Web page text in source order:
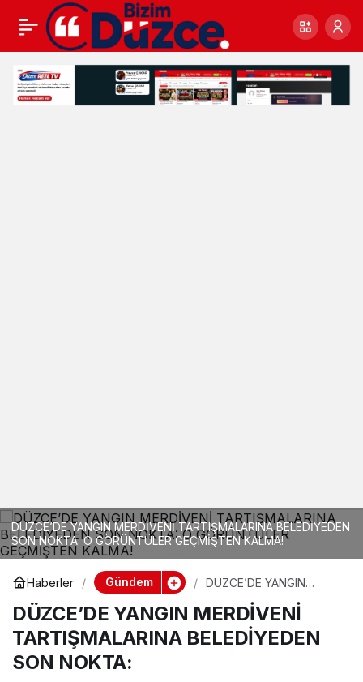
DÜZCE’DE YANGIN MERDİVENİ TARTIŞMALARINA BELEDİYEDEN
SON NOKTA: O GÖRÜNTÜLER GEÇMİŞTEN KALMA!
Haberler Gündem
DÜZCE’DE YANGIN
TARTIŞMALARINA
BELEDİYEDEN SON
NOKTA:
DÜZCE’DE YANGIN MERDİVENİ
TARTIŞMALARINA BELEDİYEDEN
SON NOKTA:
DÜZCE’DE YANGIN
MERDİVENİ
0